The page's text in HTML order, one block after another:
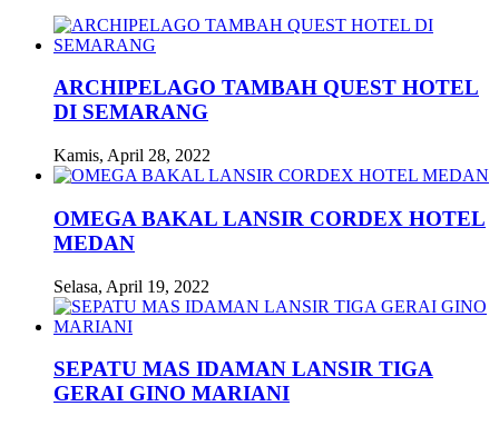
ARCHIPELAGO TAMBAH QUEST HOTEL
DI SEMARANG
Kamis, April 28, 2022
OMEGA BAKAL LANSIR CORDEX HOTEL
MEDAN
Selasa, April 19, 2022
SEPATU MAS IDAMAN LANSIR TIGA
GERAI GINO MARIANI